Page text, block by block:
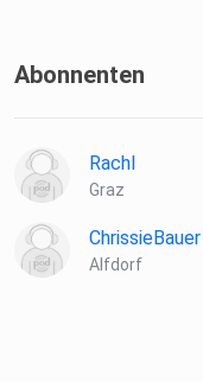
Abonnenten
Rachl
Graz
ChrissieBauer
Alfdorf